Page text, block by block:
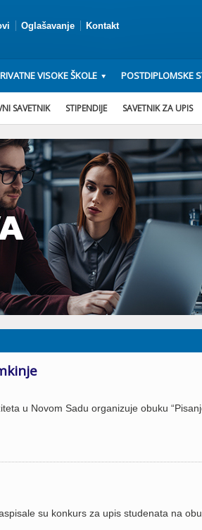
Oglašavanje Kontakt
VISOKE ŠKOLE POSTDIPLOMSKE
SAVETNIK STIPENDIJE SAVETNIK ZA UPIS
u Novom Sadu organizuje obuku
su konkurs za upis studenata na